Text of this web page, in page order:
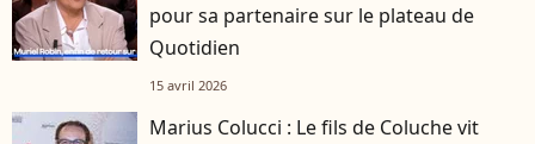
pour sa partenaire sur le plateau de
Quotidien
15 avril 2026
Marius Colucci : Le fils de Coluche vit